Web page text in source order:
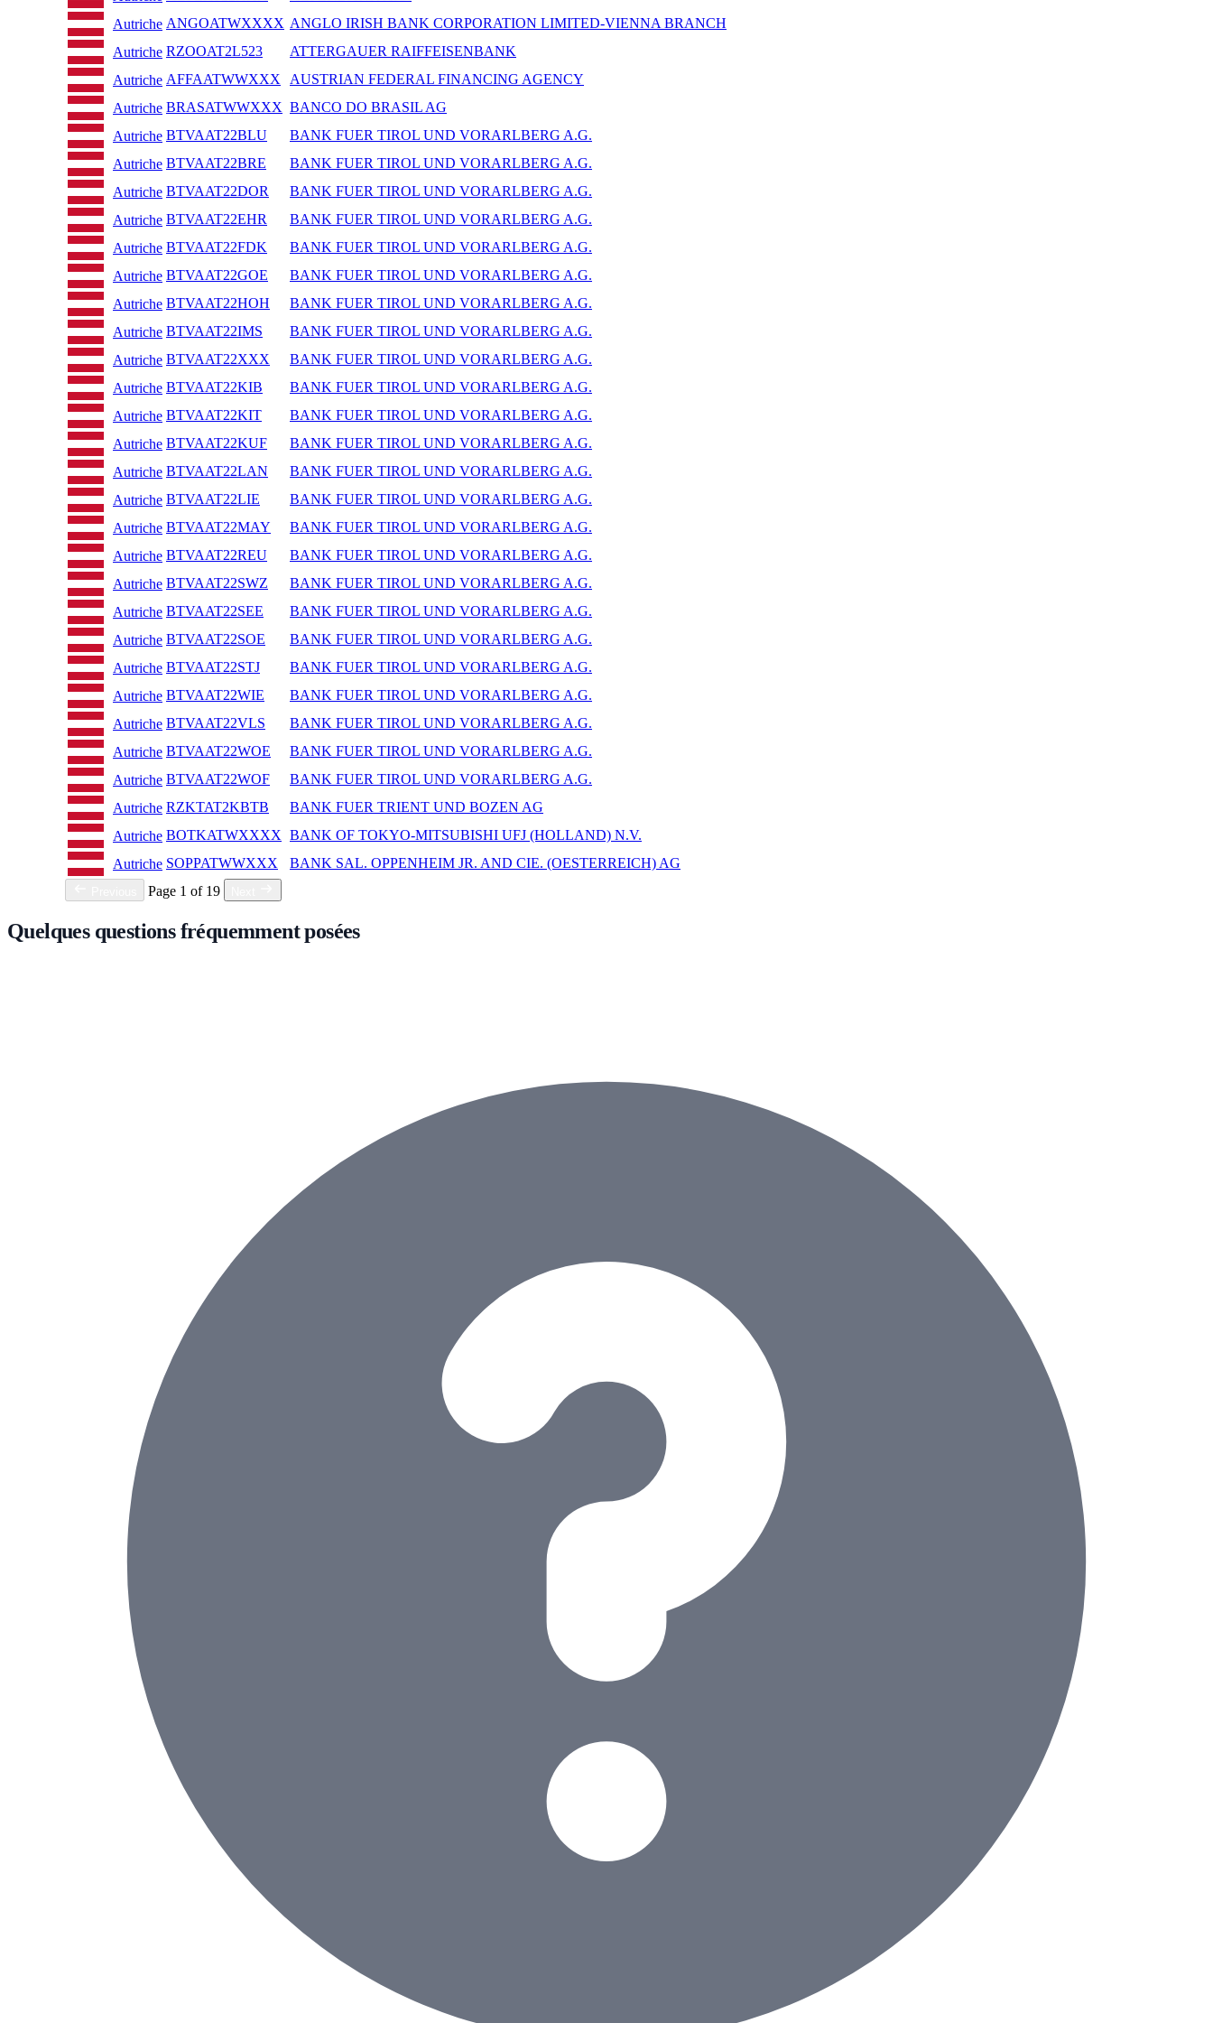
Autriche ANGOATWXXXX ANGLO IRISH BANK CORPORATION LIMITED-VIENNA BRANCH
Autriche RZOOAT2L523
ATTERGAUER RAIFFEISENBANK
Autriche AFFAATWWXXX AUSTRIAN FEDERAL FINANCING AGENCY
Autriche BRASATWWXXX BANCO DO BRASIL AG
Autriche BTVAAT22BLU
BANK FUER TIROL UND VORARLBERG A.G.
Autriche BTVAAT22BRE
BANK FUER TIROL UND VORARLBERG A.G.
Autriche BTVAAT22DOR
BANK FUER TIROL UND VORARLBERG A.G.
Autriche BTVAAT22EHR
BANK FUER TIROL UND VORARLBERG A.G.
Autriche BTVAAT22FDK
BANK FUER TIROL UND VORARLBERG A.G.
Autriche BTVAAT22GOE
BANK FUER TIROL UND VORARLBERG A.G.
Autriche BTVAAT22HOH
BANK FUER TIROL UND VORARLBERG A.G.
Autriche BTVAAT22IMS
BANK FUER TIROL UND VORARLBERG A.G.
Autriche BTVAAT22XXX
BANK FUER TIROL UND VORARLBERG A.G.
Autriche BTVAAT22KIB
BANK FUER TIROL UND VORARLBERG A.G.
Autriche BTVAAT22KIT
BANK FUER TIROL UND VORARLBERG A.G.
Autriche BTVAAT22KUF
BANK FUER TIROL UND VORARLBERG A.G.
Autriche BTVAAT22LAN
BANK FUER TIROL UND VORARLBERG A.G.
Autriche BTVAAT22LIE
BANK FUER TIROL UND VORARLBERG A.G.
Autriche BTVAAT22MAY
BANK FUER TIROL UND VORARLBERG A.G.
Autriche BTVAAT22REU
BANK FUER TIROL UND VORARLBERG A.G.
Autriche BTVAAT22SWZ
BANK FUER TIROL UND VORARLBERG A.G.
Autriche BTVAAT22SEE
BANK FUER TIROL UND VORARLBERG A.G.
Autriche BTVAAT22SOE
BANK FUER TIROL UND VORARLBERG A.G.
Autriche BTVAAT22STJ
BANK FUER TIROL UND VORARLBERG A.G.
Autriche BTVAAT22WIE
BANK FUER TIROL UND VORARLBERG A.G.
Autriche BTVAAT22VLS
BANK FUER TIROL UND VORARLBERG A.G.
Autriche BTVAAT22WOE
BANK FUER TIROL UND VORARLBERG A.G.
Autriche BTVAAT22WOF
BANK FUER TIROL UND VORARLBERG A.G.
Autriche RZKTAT2KBTB
BANK FUER TRIENT UND BOZEN AG
Autriche BOTKATWXXXX BANK OF TOKYO-MITSUBISHI UFJ (HOLLAND) N.V.
Autriche SOPPATWWXXX BANK SAL. OPPENHEIM JR. AND CIE. (OESTERREICH) AG
Page 1 of 19
Quelques questions fréquemment posées